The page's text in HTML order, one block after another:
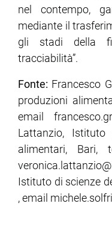
nel contempo,
mediante il
gli stadi della
tracciabilità”.
Fonte: Francesco
produzioni
email
Lattanzio,
alimentari, Bari,
Istituto di scienze
, email